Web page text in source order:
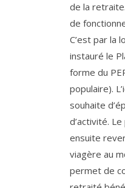
de la
de
C’est par la
instauré le
forme du
populaire).
souhaite
d’activité.
ensuite
viagère au
permet de